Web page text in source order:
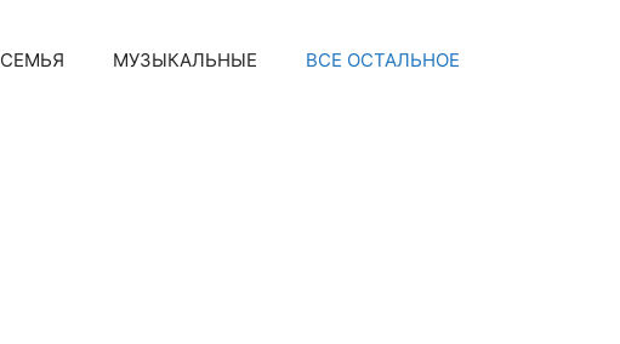
СЕМЬЯ МУЗЫКАЛЬНЫЕ ВСЕ ОСТАЛЬНОЕ